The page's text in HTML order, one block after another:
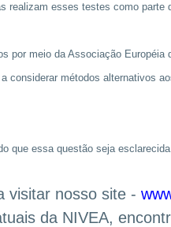
esses testes como parte
por meio da Associação
considerar métodos alternativos
que essa questão seja
visitar nosso site -
da NIVEA,